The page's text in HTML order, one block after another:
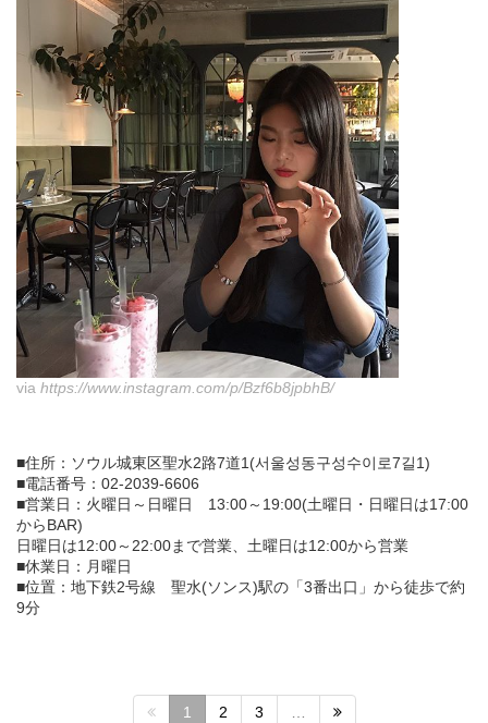
via https://www.instagram.com/p/Bzf6b8jpbhB/
■住所：ソウル城東区聖水2路7道1(서울성동구성수이로7길1)
■電話番号：02-2039-6606
■営業日：火曜日～日曜日 13:00～19:00(土曜日・日曜日は17:00
からBAR)
日曜日は12:00～22:00まで営業、土曜日は12:00から営業
■休業日：月曜日
■位置：地下鉄2号線 聖水(ソンス)駅の「3番出口」から徒歩で約
9分
1 2 3